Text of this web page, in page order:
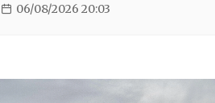
06/08/2026 20:03